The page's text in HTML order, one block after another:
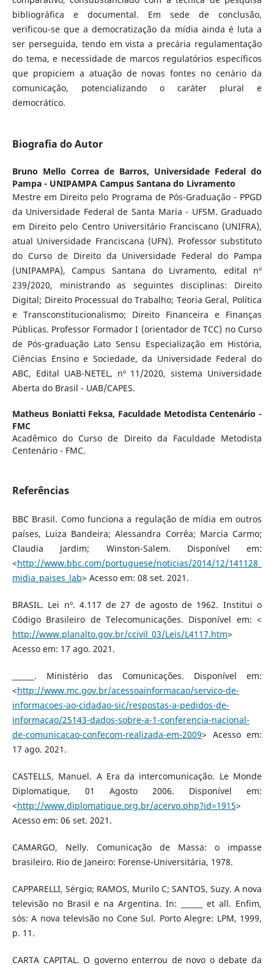
bibliográfica e documental. Em sede de conclusão,
verificou-se que a democratização da mídia ainda é luta a
ser perseguida, tendo em vista a precária regulamentação
do tema, e necessidade de marcos regulatórios específicos
que propiciem a atuação de novas fontes no cenário da
comunicação, potencializando o caráter plural e
democrático.
Biografia do Autor
Bruno Mello Correa de Barros, Universidade Federal do
Pampa - UNIPAMPA Campus Santana do Livramento
Mestre em Direito pelo Programa de Pós-Graduação - PPGD
da Universidade Federal de Santa Maria - UFSM. Graduado
em Direito pelo Centro Universitário Franciscano (UNIFRA),
atual Universidade Franciscana (UFN). Professor substituto
do Curso de Direito da Universidade Federal do Pampa
(UNIPAMPA), Campus Santana do Livramento, edital nº
239/2020, ministrando as seguintes disciplinas: Direito
Digital; Direito Processual do Trabalho; Teoria Geral, Política
e Transconstitucionalismo; Direito Financeira e Finanças
Públicas. Professor Formador I (orientador de TCC) no Curso
de Pós-graduação Lato Sensu Especialização em História,
Ciências Ensino e Sociedade, da Universidade Federal do
ABC, Edital UAB-NETEL, nº 11/2020, sistema Universidade
Aberta do Brasil - UAB/CAPES.
Matheus Boniatti Feksa, Faculdade Metodista Centenário -
FMC
Acadêmico do Curso de Direito da Faculdade Metodista
Centenário - FMC.
Referências
BBC Brasil. Como funciona a regulação de mídia em outros
países, Luiza Bandeira; Alessandra Corrêa; Marcia Carmo;
Claudia Jardim; Winston-Salem. Disponível em:
<http://www.bbc.com/portuguese/noticias/2014/12/141128_
midia_paises_lab> Acesso em: 08 set. 2021.
BRASIL. Lei nº. 4.117 de 27 de agosto de 1962. Institui o
Código Brasileiro de Telecomunicações. Disponível em: <
http://www.planalto.gov.br/ccivil_03/Leis/L4117.htm>
Acesso em: 17 ago. 2021.
______. Ministério das Comunicações. Disponível em:
<http://www.mc.gov.br/acessoainformacao/servico-de-
informacoes-ao-cidadao-sic/respostas-a-pedidos-de-
informacao/25143-dados-sobre-a-1-conferencia-nacional-
de-comunicacao-confecom-realizada-em-2009> Acesso em:
17 ago. 2021.
CASTELLS, Manuel. A Era da intercomunicação. Le Monde
Diplomatique, 01 Agosto 2006. Disponível em:
<http://www.diplomatique.org.br/acervo.php?id=1915>
Acesso em: 06 set. 2021.
CAMARGO, Nelly. Comunicação de Massa: o impasse
brasileiro. Rio de Janeiro: Forense-Universitária, 1978.
CAPPARELLI, Sérgio; RAMOS, Murilo C; SANTOS, Suzy. A nova
televisão no Brasil e na Argentina. In: ______ et all. Enfim,
sós: A nova televisão no Cone Sul. Porto Alegre: LPM, 1999,
p. 11.
CARTA CAPITAL. O governo enterrou de novo o debate da